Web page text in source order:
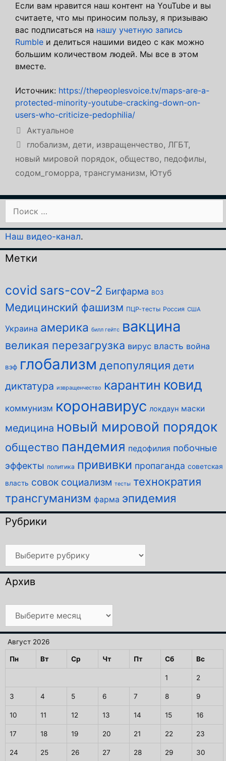
Если вам нравится наш контент на YouTube и вы
считаете, что мы приносим пользу, я призываю
вас подписаться на нашу учетную запись
Rumble и делиться нашими видео с как можно
большим количеством людей. Мы все в этом
вместе.
Источник: https://thepeoplesvoice.tv/maps-are-a-
protected-minority-youtube-cracking-down-on-
users-who-criticize-pedophilia/
Рубрики
Актуальное
Метки
глобализм, дети, извращенчество, ЛГБТ,
новый мировой порядок, общество, педофилы,
содом_гоморра, трансгуманизм, Ютуб
Наш видео-канал.
Метки
covid sars-cov-2 Бигфарма ВОЗ
Медицинский фашизм ПЦР-тесты Россия США
Украина америка билл гейтс вакцина
великая перезагрузка вирус власть война
вэф глобализм депопуляция дети
диктатура извращенчество карантин ковид
коммунизм коронавирус локдаун маски
медицина новый мировой порядок
общество пандемия педофилия побочные
эффекты политика прививки пропаганда советская
власть совок социализм тесты технократия
трансгуманизм фарма эпидемия
Рубрики
Рубрики
Архив
Архив
Август 2026
Пн Вт Ср Чт Пт Сб Вс
1 2
3 4 5 6 7 8 9
10 11 12 13 14 15 16
17 18 19 20 21 22 23
24 25 26 27 28 29 30